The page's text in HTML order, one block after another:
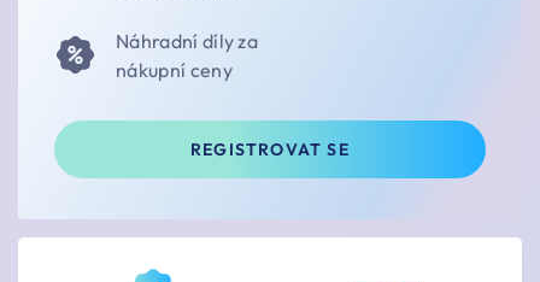
Náhradní díly za
nákupní ceny
REGISTROVAT SE